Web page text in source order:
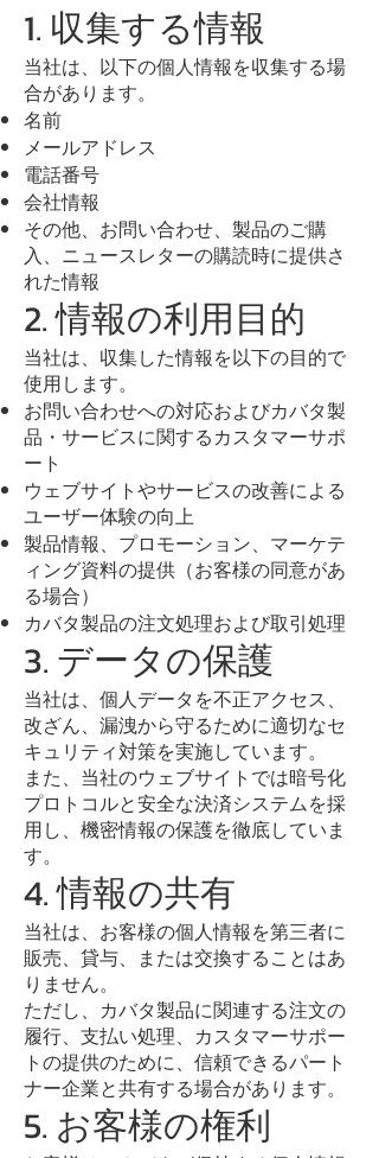
1. 収集する情報
当社は、以下の個人情報を収集する場
合があります。
名前
メールアドレス
電話番号
会社情報
その他、お問い合わせ、製品のご購
入、ニュースレターの購読時に提供さ
れた情報
2. 情報の利用目的
当社は、収集した情報を以下の目的で
使用します。
お問い合わせへの対応およびカバタ製
品・サービスに関するカスタマーサポ
ート
ウェブサイトやサービスの改善による
ユーザー体験の向上
製品情報、プロモーション、マーケテ
ィング資料の提供（お客様の同意があ
る場合）
カバタ製品の注文処理および取引処理
3. データの保護
当社は、個人データを不正アクセス、
改ざん、漏洩から守るために適切なセ
キュリティ対策を実施しています。
また、当社のウェブサイトでは暗号化
プロトコルと安全な決済システムを採
用し、機密情報の保護を徹底していま
す。
4. 情報の共有
当社は、お客様の個人情報を第三者に
販売、貸与、または交換することはあ
りません。
ただし、カバタ製品に関連する注文の
履行、支払い処理、カスタマーサポー
トの提供のために、信頼できるパート
ナー企業と共有する場合があります。
5. お客様の権利